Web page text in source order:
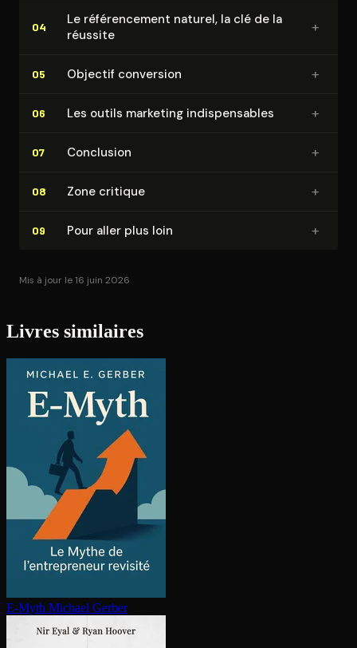
04
Le ré­fé­ren­ce­ment naturel, la clé de la
réussite
+
05 Objectif conversion +
06 Les outils marketing in­dis­pen­sables +
07 Conclusion +
08 Zone critique +
09 Pour aller plus loin +
Mis à jour le 16 juin 2026
Livres similaires
E-Myth Michael Gerber